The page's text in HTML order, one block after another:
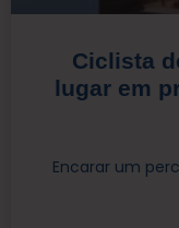
Ciclista
lugar em
Encarar um